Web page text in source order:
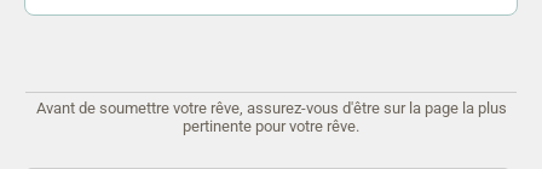
Avant de soumettre votre rêve, assurez-vous d'être sur la page la plus
pertinente pour votre rêve.